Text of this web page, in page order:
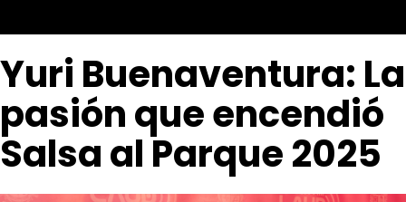
Yuri Buenaventura: La
pasión que encendió
Salsa al Parque 2025